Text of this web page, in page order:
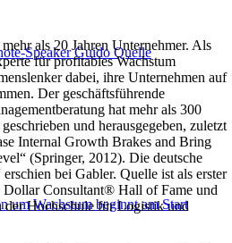
Speaker Guido Quelle
um Wachstum beginnt am Start
als 20 Jahren Unternehmer. Als
für profitables Wachstum
dabei, ihre Unternehmen auf
Der geschäftsführende
hat mehr als 300
und herausgegeben, zuletzt
Internal Growth Brakes and Bring
(Springer, 2012). Die deutsche
bei Gabler. Quelle ist als erster
Consultant® Hall of Fame und
der Hochschule für Logistik und